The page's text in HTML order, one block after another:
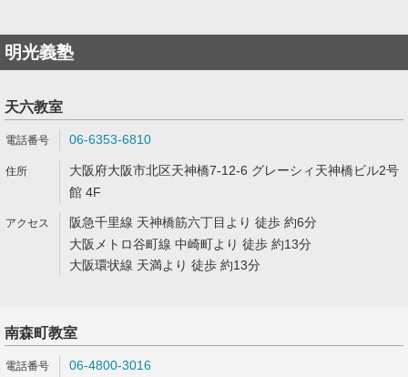
明光義塾
天六教室
06-6353-6810
大阪府大阪市北区天神橋7-12-6 グレーシィ天神橋ビル2号
館 4F
阪急千里線 天神橋筋六丁目より 徒歩 約6分
大阪メトロ谷町線 中崎町より 徒歩 約13分
大阪環状線 天満より 徒歩 約13分
南森町教室
06-4800-3016